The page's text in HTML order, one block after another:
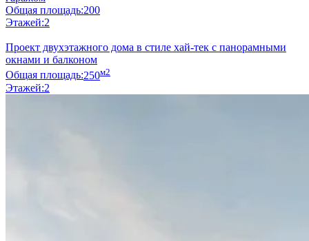
Общая площадь:200
Этажей:2
Проект двухэтажного дома в стиле хай-тек с панорамными
окнами и балконом
Общая площадь:250м2
Этажей:2